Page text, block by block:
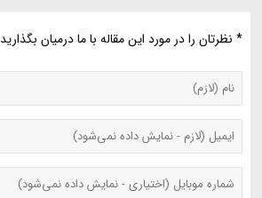
* نظرتان را در مورد این مقاله با ما درمیان بگذارید